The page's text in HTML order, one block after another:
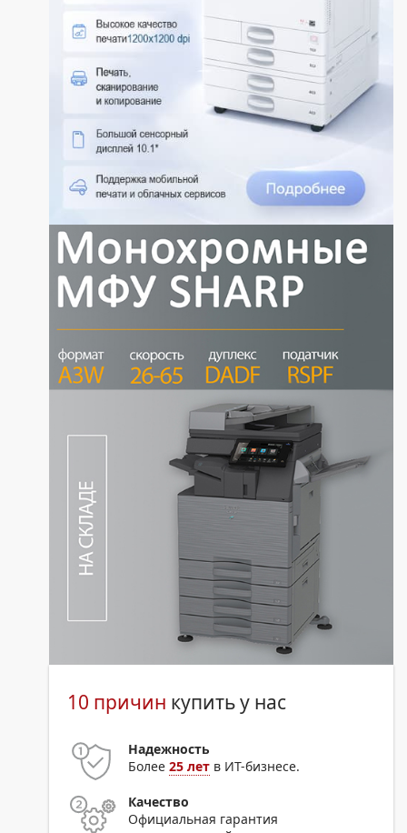
10 причин купить у нас
Надежность
Более25 лет в ИТ-бизнесе.
Качество
Официальная гарантия